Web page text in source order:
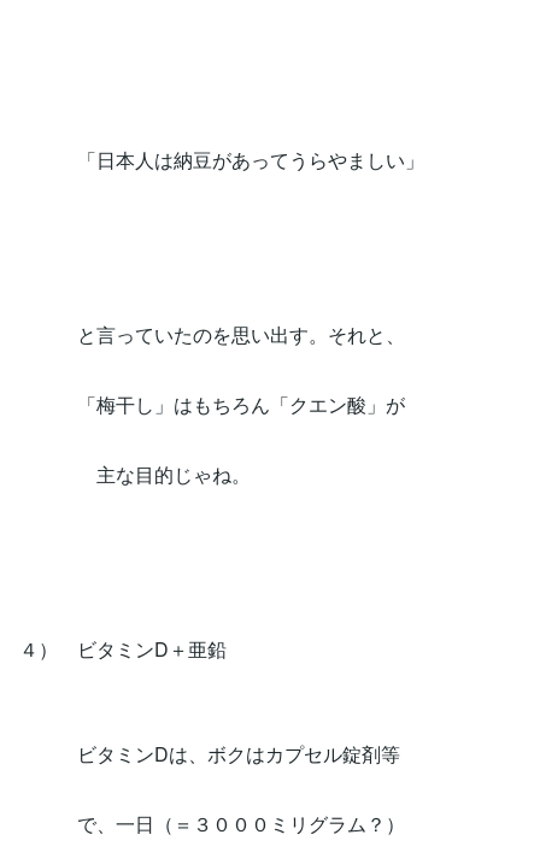
「日本人は納豆があってうらやましい」
と言っていたのを思い出す。それと、
「梅干し」はもちろん「クエン酸」が
主な目的じゃね。
４） ビタミンD＋亜鉛
ビタミンDは、ボクはカプセル錠剤等
で、一日（＝３０００ミリグラム？）